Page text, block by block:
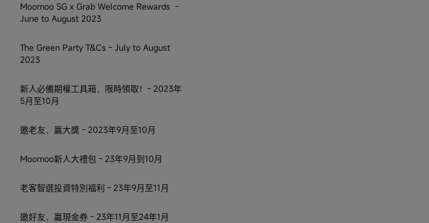
Moomoo SG x Grab Welcome Rewards -
June to August 2023
The Green Party T&Cs - July to August
2023
新人必備期權工具箱，限時領取！- 2023年
5月至10月
邀老友，贏大獎 - 2023年9月至10月
Moomoo新人大禮包 - 23年9月到10月
老客智選投資特別福利 - 23年9月至11月
邀好友，贏現金券 - 23年11月至24年1月